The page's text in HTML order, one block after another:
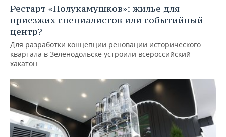
Рестарт «Полукамушков»: жилье для
приезжих специалистов или событийный
центр?
Для разработки концепции реновации исторического
квартала в Зеленодольске устроили всероссийский
хакатон